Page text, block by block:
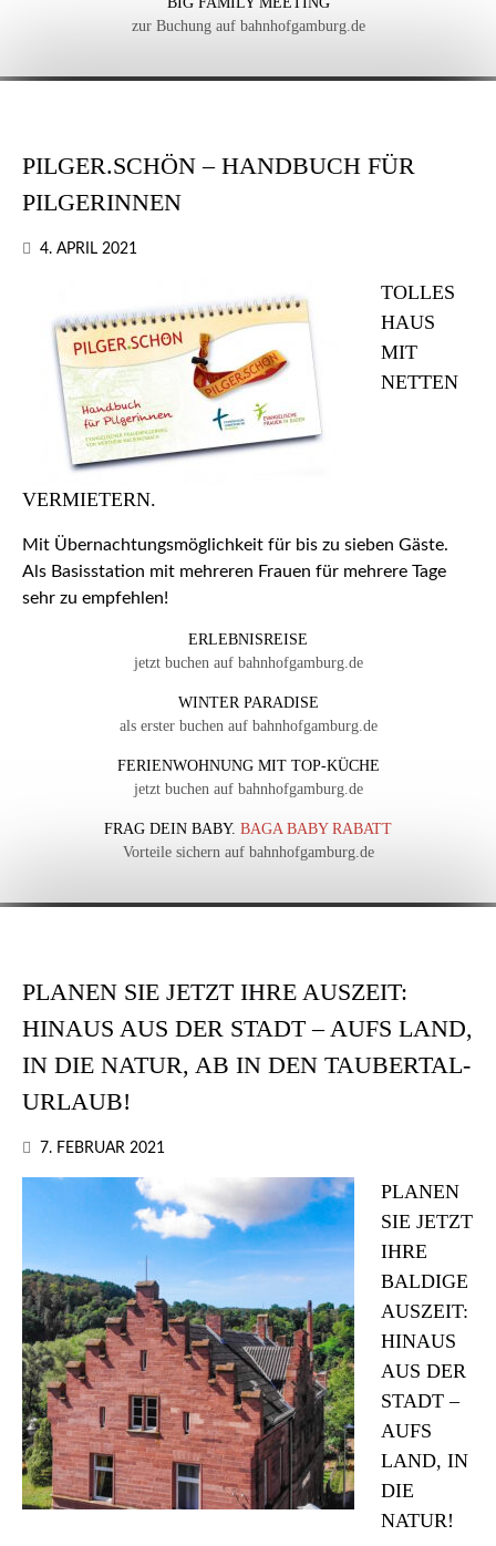
zur Buchung auf bahnhofgamburg.de
PILGER.SCHÖN – HANDBUCH FÜR
PILGERINNEN
4. APRIL 2021
TOLLES
HAUS
MIT
NETTEN
VERMIETERN.
Mit Übernachtungsmöglichkeit für bis zu sieben Gäste.
Als Basisstation mit mehreren Frauen für mehrere Tage
sehr zu empfehlen!
ERLEBNISREISE
jetzt buchen auf bahnhofgamburg.de
WINTER PARADISE
als erster buchen auf bahnhofgamburg.de
FERIENWOHNUNG MIT TOP-KÜCHE
jetzt buchen auf bahnhofgamburg.de
FRAG DEIN BABY. BAGA BABY RABATT
Vorteile sichern auf bahnhofgamburg.de
PLANEN SIE JETZT IHRE AUSZEIT:
HINAUS AUS DER STADT – AUFS LAND,
IN DIE NATUR, AB IN DEN TAUBERTAL-
URLAUB!
7. FEBRUAR 2021
PLANEN
SIE JETZT
IHRE
BALDIGE
AUSZEIT:
HINAUS
AUS DER
STADT –
AUFS
LAND, IN
DIE
NATUR!